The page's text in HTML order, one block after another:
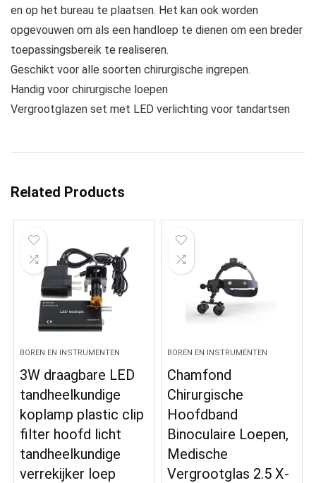
en op het bureau te plaatsen. Het kan ook worden
opgevouwen om als een handloep te dienen om een ​​breder
toepassingsbereik te realiseren.
Geschikt voor alle soorten chirurgische ingrepen.
Handig voor chirurgische loepen
Vergrootglazen set met LED verlichting voor tandartsen
Related Products
BOREN EN INSTRUMENTEN
3W draagbare LED
tandheelkundige
koplamp plastic clip
filter hoofd licht
tandheelkundige
verrekijker loep
BOREN EN INSTRUMENTEN
Chamfond
Chirurgische
Hoofdband
Binoculaire Loepen,
Medische
Vergrootglas 2.5 X-